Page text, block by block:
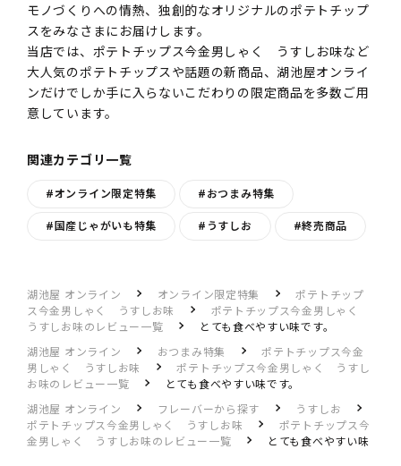
モノづくりへの情熱、独創的なオリジナルのポテトチップ
スをみなさまにお届けします。
当店では、ポテトチップス今金男しゃく うすしお味など
大人気のポテトチップスや話題の新商品、湖池屋オンライ
ンだけでしか手に入らないこだわりの限定商品を多数ご用
意しています。
関連カテゴリ一覧
#オンライン限定特集 #おつまみ特集
#国産じゃがいも特集 #うすしお #終売商品
湖池屋 オンライン オンライン限定特集
ポテトチップ
ス今金男しゃく うすしお味
ポテトチップス今金男しゃく
うすしお味のレビュー一覧
とても食べやすい味です。
湖池屋 オンライン
おつまみ特集
ポテトチップス今金
男しゃく うすしお味
ポテトチップス今金男しゃく うすし
お味のレビュー一覧
とても食べやすい味です。
湖池屋 オンライン
フレーバーから探す
うすしお
ポテトチップス今金男しゃく うすしお味
ポテトチップス今
金男しゃく うすしお味のレビュー一覧
とても食べやすい味